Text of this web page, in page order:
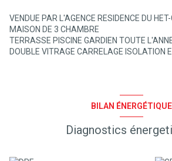
VENDUE PAR L'AGENCE RESIDENCE DU
MAISON DE 3 CHAMBRE
TERRASSE PISCINE GARDIEN TOUTE
DOUBLE VITRAGE CARRELAGE ISOLATION
BILAN ÉNERGÉTIQUE
Diagnostics